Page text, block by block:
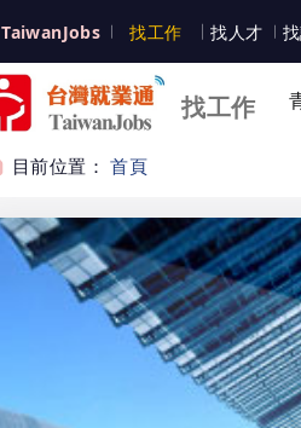
TaiwanJobs 台灣就業
找工作 台灣就業
找人才
找工作
目前位置：首頁